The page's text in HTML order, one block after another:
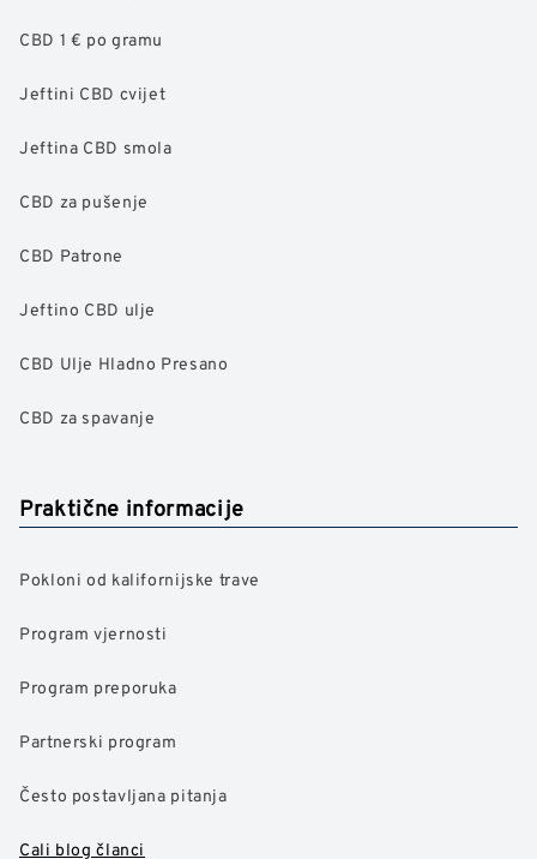
CBD 1 € po gramu
Jeftini CBD cvijet
Jeftina CBD smola
CBD za pušenje
CBD Patrone
Jeftino CBD ulje
CBD Ulje Hladno Presano
CBD za spavanje
Praktične informacije
Pokloni od kalifornijske trave
Program vjernosti
Program preporuka
Partnerski program
Često postavljana pitanja
Cali blog članci